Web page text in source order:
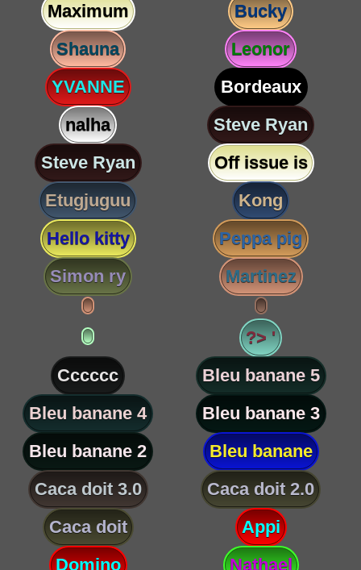
Maximum
Bucky
Shauna
Leonor
YVANNE
Bordeaux
nalha
Steve Ryan
Steve Ryan
Off issue is
Etugjuguu
Kong
Hello kitty
Peppa pig
Simon ry
Martinez
?> '
Cccccc
Bleu banane 5
Bleu banane 4
Bleu banane 3
Bleu banane 2
Bleu banane
Caca doit 3.0
Caca doit 2.0
Caca doit
Appi
Domino
Nathael